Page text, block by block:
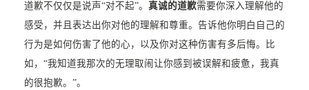
道歉不仅仅是说声“对不起”。 真诚的道歉需要你深入理解他的
感受，并且表达出你对他的理解和尊重。告诉他你明白自己的
行为是如何伤害了他的心，以及你对这种伤害有多后悔。比
如，“我知道我那次的无理取闹让你感到被误解和疲惫，我真
的很抱歉。”。